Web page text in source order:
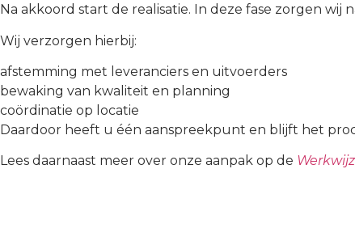
Na akkoord start de realisatie. In deze fase zorgen
Wij verzorgen hierbij:
afstemming met leveranciers en uitvoerders
bewaking van kwaliteit en planning
coördinatie op locatie
Daardoor heeft u één aanspreekpunt en blijft het
Lees daarnaast meer over onze aanpak op de